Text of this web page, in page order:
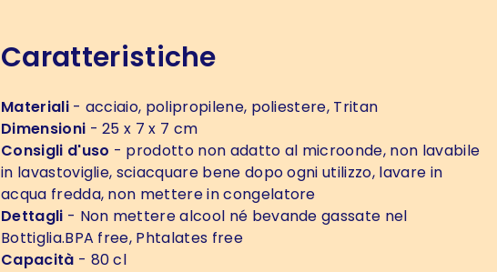
Caratteristiche
Materiali- acciaio, polipropilene, poliestere, Tritan
Dimensioni - 25 x 7 x 7 cm
Consigli d'uso - prodotto non adatto al microonde, non lavabile
in lavastoviglie, sciacquare bene dopo ogni utilizzo, lavare in
acqua fredda, non mettere in congelatore
Dettagli - Non mettere alcool né bevande gassate nel
Bottiglia.BPA free, Phtalates free
Capacità - 80 cl